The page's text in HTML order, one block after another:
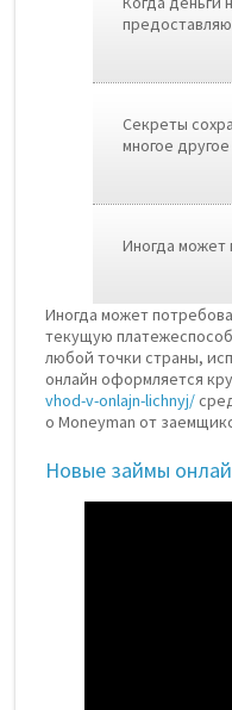
Секреты
многое другое
Иногда может
Иногда может
текущую
любой точки страны,
онлайн оформляется
vhod-v-onlajn-lichnyj/
о Moneyman от
Новые займы